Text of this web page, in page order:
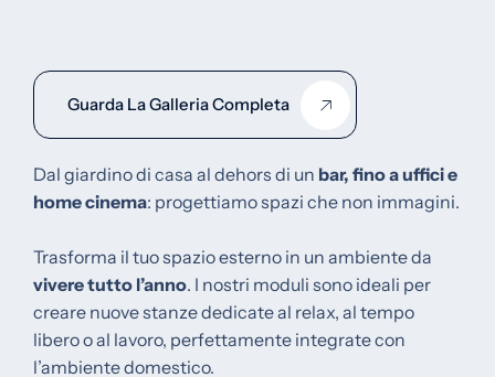
Guarda La Galleria Completa
Dal giardino di casa al dehors di un bar, fino a uffici e
home cinema: progettiamo spazi che non immagini.
Trasforma il tuo spazio esterno in un ambiente da
vivere tutto l’anno. I nostri moduli sono ideali per
creare nuove stanze dedicate al relax, al tempo
libero o al lavoro, perfettamente integrate con
l’ambiente domestico.